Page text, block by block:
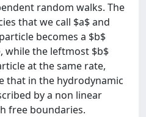
random walks. The
that we call $a$ and
becomes a $b$
while the leftmost $b$
at the same rate,
that in the hydrodynamic
by a non linear
free boundaries.